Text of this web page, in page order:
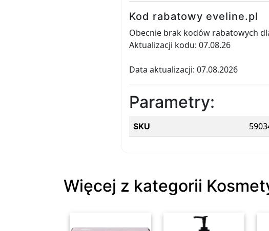
Kod rabatowy eveline.pl
Obecnie brak kodów rabatowych
Aktualizacji kodu: 07.08.26
Data aktualizacji: 07.08.2026
Parametry:
SKU
Więcej z kategorii